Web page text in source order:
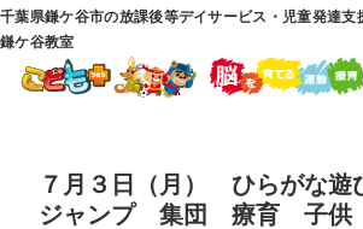
千葉県鎌ケ谷市の放課後等デイサービス・児童発達
鎌ケ谷教室
７月３日（月） ひらがな
ジャンプ 集団 療育 子供